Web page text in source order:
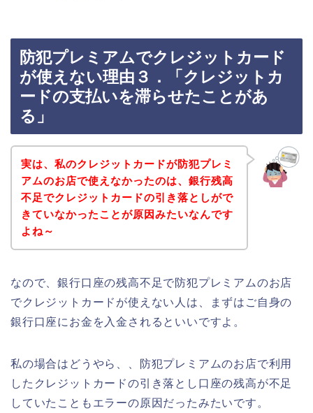
防犯プレミアムでクレジットカード
が使えない理由３．「クレジットカ
ードの支払いを滞らせたことがあ
る」
実は、私のクレジットカードが防犯プレミ
アムのお店で使えなかったのは、銀行残高
不足でクレジットカードの引き落としがで
きていなかったことが原因みたいなんです
よね～
なので、銀行口座の残高不足で防犯プレミアムのお店
でクレジットカードが使えない人は、まずはご自身の
銀行口座にお金を入金されるといいですよ。
私の場合はどうやら、、防犯プレミアムのお店で利用
したクレジットカードの引き落とし口座の残高が不足
していたこともエラーの原因だったみたいです。